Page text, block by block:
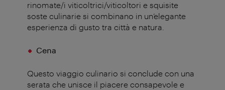
rinomate/i viticoltrici/viticoltori e squisite
soste culinarie si combinano in un’elegante
esperienza di gusto tra città e natura
Cena
Questo viaggio culinario si conclude con una
serata che unisce il piacere consapevole e